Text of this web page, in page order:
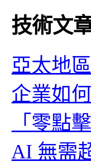
技術文
亞太地
企業如
「零點
AI 無需